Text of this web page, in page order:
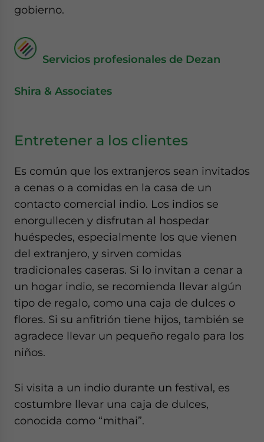
gobierno.
Servicios profesionales de Dezan
Shira & Associates
Entretener a los clientes
Es común que los extranjeros sean invitados
a cenas o a comidas en la casa de un
contacto comercial indio. Los indios se
enorgullecen y disfrutan al hospedar
huéspedes, especialmente los que vienen
del extranjero, y sirven comidas
tradicionales caseras. Si lo invitan a cenar a
un hogar indio, se recomienda llevar algún
tipo de regalo, como una caja de dulces o
flores. Si su anfitrión tiene hijos, también se
agradece llevar un pequeño regalo para los
niños.
Si visita a un indio durante un festival, es
costumbre llevar una caja de dulces,
conocida como “mithai”.